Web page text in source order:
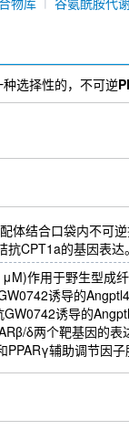
Oroxin A
选择性的，不可逆
体结合口袋内不可
抗CPT1a的基因表
作用于野生型成
诱导的
GW0742诱导的
δ两个靶基因的
PPARγ辅助调节因